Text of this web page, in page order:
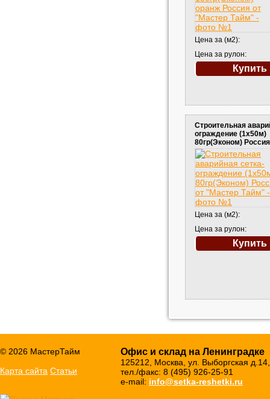
Цена за (м2):
Цена за рулон:
Купить
Строительная
ограждение (1х50м)
80гр(Эконом) Россия
Цена за (м2):
Цена за рулон:
Купить
© 2026 МастерТайм
Карта сайта Статьи
Офис и склад на Ленинградке
125212, Москва, ул. Выборгская
тел./факс: 8 (495) 926-25-91
e-mail: info@setka-reshetki.ru